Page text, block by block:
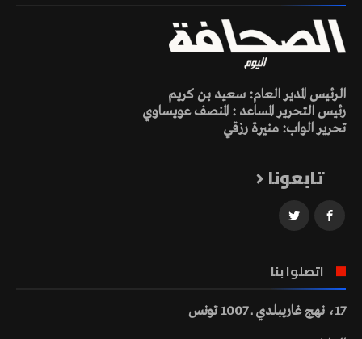
الرئيس المدير العام: سعيد بن كريم
رئيس التحرير المساعد : المنصف عويساوي
تحرير الواب: منيرة رزقي
تابعونا
اتصلوا بنا
17، نهج غاريبلدي ـ 1007 تونس